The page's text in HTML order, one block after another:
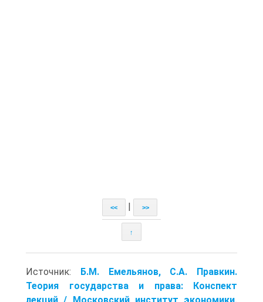
<< >>
↑
Источник: Б.М. Емельянов, С.А. Правкин.
Теория государства и права: Конспект